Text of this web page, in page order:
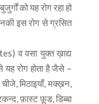
को यह रोग रहा हो
इस रोग से ग्रसित
व वसा युक्त ख़ाद्य
यह रोग होता है जैसे –
मिठाइयाँ, मक्ख़न,
फ़ास्ट फ़ूड, डिब्बा